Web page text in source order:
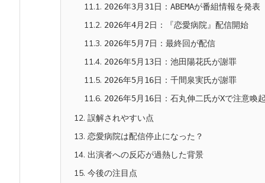
11.1. 2026年3月31日：ABEMAが番組情報を発表
11.2. 2026年4月2日：『恋愛病院』配信開始
11.3. 2026年5月7日：最終回が配信
11.4. 2026年5月13日：池田陽花氏が謝罪
11.5. 2026年5月16日：千間泉実氏が謝罪
11.6. 2026年5月16日：石丸伸二氏がXで注意喚
12. 誤解されやすい点
13. 恋愛病院は配信停止になった？
14. 出演者への反応が過熱した背景
15. 今後の注目点